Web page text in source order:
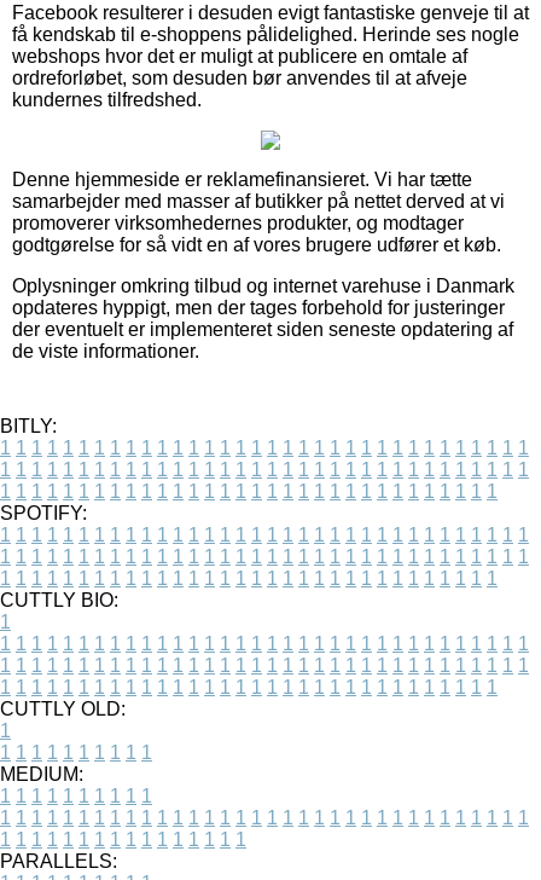
Facebook resulterer i desuden evigt fantastiske genveje til at
få kendskab til e-shoppens pålidelighed. Herinde ses nogle
webshops hvor det er muligt at publicere en omtale af
ordreforløbet, som desuden bør anvendes til at afveje
kundernes tilfredshed.
Denne hjemmeside er reklamefinansieret. Vi har tætte
samarbejder med masser af butikker på nettet derved at vi
promoverer virksomhedernes produkter, og modtager
godtgørelse for så vidt en af vores brugere udfører et køb.
Oplysninger omkring tilbud og internet varehuse i Danmark
opdateres hyppigt, men der tages forbehold for justeringer
der eventuelt er implementeret siden seneste opdatering af
de viste informationer.
BITLY:
1 1 1 1 1 1 1 1 1 1 1 1 1 1 1 1 1 1 1 1 1 1 1 1 1 1 1 1 1 1 1 1 1 1
1 1 1 1 1 1 1 1 1 1 1 1 1 1 1 1 1 1 1 1 1 1 1 1 1 1 1 1 1 1 1 1 1 1
1 1 1 1 1 1 1 1 1 1 1 1 1 1 1 1 1 1 1 1 1 1 1 1 1 1 1 1 1 1 1 1
SPOTIFY:
1 1 1 1 1 1 1 1 1 1 1 1 1 1 1 1 1 1 1 1 1 1 1 1 1 1 1 1 1 1 1 1 1 1
1 1 1 1 1 1 1 1 1 1 1 1 1 1 1 1 1 1 1 1 1 1 1 1 1 1 1 1 1 1 1 1 1 1
1 1 1 1 1 1 1 1 1 1 1 1 1 1 1 1 1 1 1 1 1 1 1 1 1 1 1 1 1 1 1 1
CUTTLY BIO:
1
1 1 1 1 1 1 1 1 1 1 1 1 1 1 1 1 1 1 1 1 1 1 1 1 1 1 1 1 1 1 1 1 1 1
1 1 1 1 1 1 1 1 1 1 1 1 1 1 1 1 1 1 1 1 1 1 1 1 1 1 1 1 1 1 1 1 1 1
1 1 1 1 1 1 1 1 1 1 1 1 1 1 1 1 1 1 1 1 1 1 1 1 1 1 1 1 1 1 1 1
CUTTLY OLD:
1
1 1 1 1 1 1 1 1 1 1
MEDIUM:
1 1 1 1 1 1 1 1 1 1
1 1 1 1 1 1 1 1 1 1 1 1 1 1 1 1 1 1 1 1 1 1 1 1 1 1 1 1 1 1 1 1 1 1
1 1 1 1 1 1 1 1 1 1 1 1 1 1 1 1
PARALLELS: